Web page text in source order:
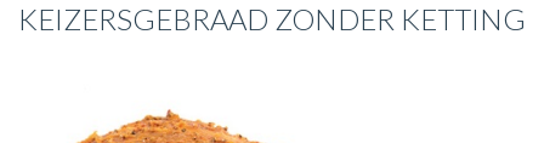
KEIZERSGEBRAAD ZONDER KETTING